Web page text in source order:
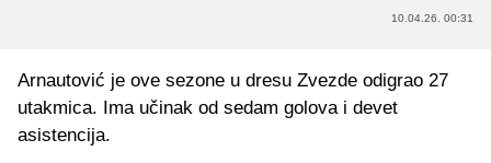
10.04.26. 00:31
Arnautović je ove sezone u dresu Zvezde odigrao 27
utakmica. Ima učinak od sedam golova i devet
asistencija.